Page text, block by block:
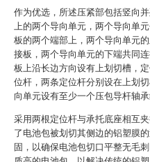
作为优选，所述压紧部包括竖向
上的两个导向单元，两个导向单
板的两个端部上，两个导向单元
接板，两个导向单元的下端共同
板上沿长边方向设有上划切槽，
位杆，两条定位杆分别设在上划
向单元设有至少一个压包导杆轴承
采用两根定位杆与承托底座相互
了电池包被划切其侧边的铝塑膜
固，以确保电池包切口平整无毛